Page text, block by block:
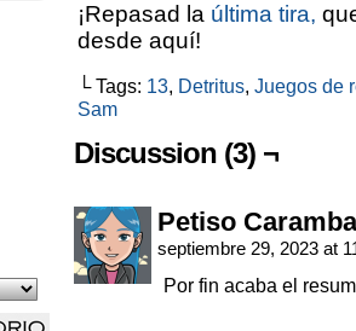
¡Repasad la última tira,
desde aquí!
└ Tags: 13, Detritus, Juegos de
Sam
Discussion (3) ¬
Petiso
septiembre 29, 2023 at
Por fin acaba el